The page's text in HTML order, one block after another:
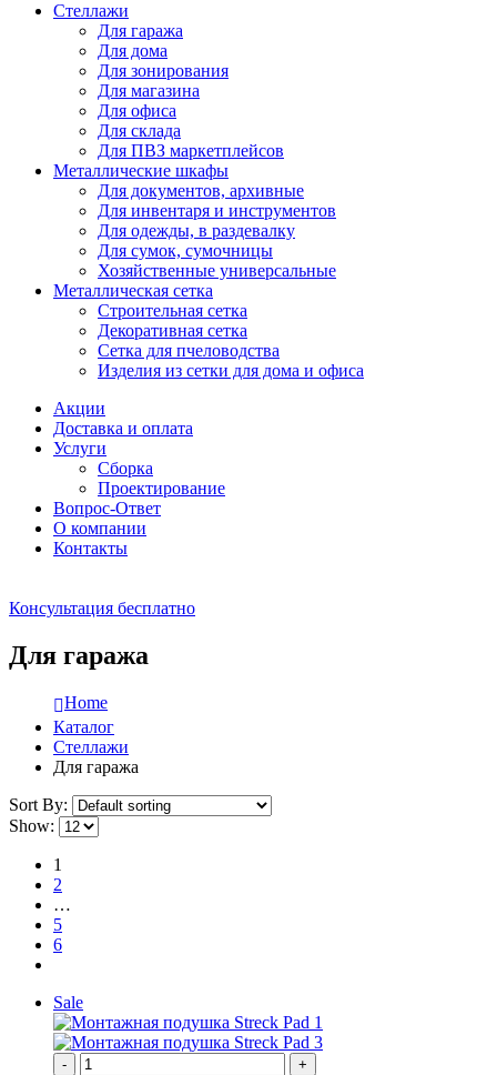
Стеллажи
Для гаража
Для дома
Для зонирования
Для магазина
Для офиса
Для склада
Для ПВЗ маркетплейсов
Металлические шкафы
Для документов, архивные
Для инвентаря и инструментов
Для одежды, в раздевалку
Для сумок, сумочницы
Хозяйственные универсальные
Металлическая сетка
Строительная сетка
Декоративная сетка
Сетка для пчеловодства
Изделия из сетки для дома и офиса
Акции
Доставка и оплата
Услуги
Сборка
Проектирование
Вопрос-Ответ
О компании
Контакты
Консультация бесплатно
Для гаража
Home
Каталог
Стеллажи
Для гаража
Sort By:
Show:
1
2
…
5
6
Sale
- +